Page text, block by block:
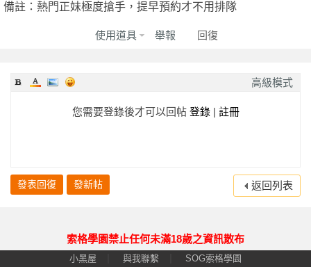
備註：熱門正妹極度搶手，提早預約才不用排隊
回復
使用道具 舉報
高級模式
您需要登錄後才可以回帖 登錄| 註冊
發表回復 發新帖 返回列表
索格學園禁止任何未滿18歲之資訊散布
小黑屋 與我聯繫 SOG索格學園